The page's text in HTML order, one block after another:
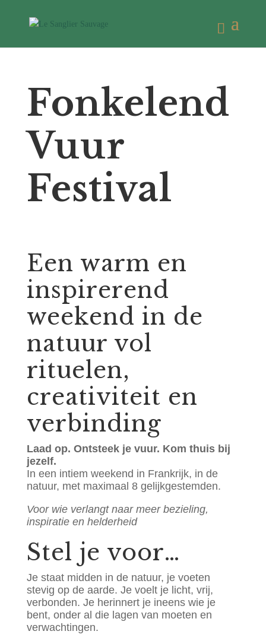
Fonkelend
Vuur
Festival
Een warm en
inspirerend
weekend in de
natuur vol
rituelen,
creativiteit en
verbinding
Laad op. Ontsteek je vuur. Kom thuis bij
jezelf.
In een intiem weekend in Frankrijk, in de
natuur, met maximaal 8 gelijkgestemden.
Voor wie verlangt naar meer bezieling,
inspiratie en helderheid
Stel je voor…
Je staat midden in de natuur, je voeten
stevig op de aarde. Je voelt je licht, vrij,
verbonden. Je herinnert je ineens wie je
bent, onder al die lagen van moeten en
verwachtingen.